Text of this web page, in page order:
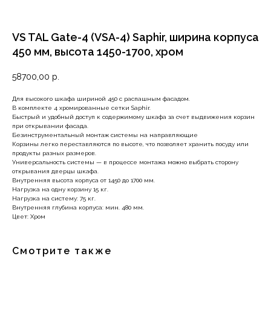
VS TAL Gate-4 (VSA-4) Saphir, ширина корпуса
450 мм, высота 1450-1700, хром
58700,00 р.
Для высокого шкафа шириной 450 с распашным фасадом.
В комплекте 4 хромированные сетки Saphir.
Быстрый и удобный доступ к содержимому шкафа за счет выдвижения корзин
при открывании фасада.
Безинструментальный монтаж системы на направляющие
Корзины легко переставляются по высоте, что позволяет хранить посуду или
продукты разных размеров.
Универсальность системы — в процессе монтажа можно выбрать сторону
открывания дверцы шкафа.
Внутренняя высота корпуса от 1450 до 1700 мм.
Нагрузка на одну корзину 15 кг.
Нагрузка на систему: 75 кг.
Внутренняя глубина корпуса: мин. 480 мм.
Цвет: Хром
Смотрите также